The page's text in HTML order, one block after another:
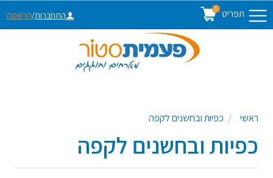
תפריט 0
התחברות/הרשמה
ראשי כפיות ובחשנים לקפה
כפיות ובחשנים לקפה